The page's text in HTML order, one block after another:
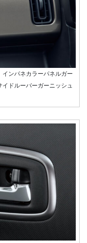
ンパネカラーパネルガー
ドルーバーガーニッシュ